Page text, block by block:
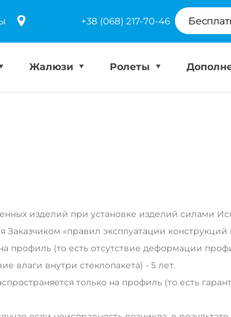
+38 (068) 217-70-46
Жалюзи Ролеты
изделий при установке изделий силами
«правил эксплуатации конструкций
профиль (то есть отсутствие деформации
влаги внутри стеклопакета) - 5 лет.
только на профиль (то есть